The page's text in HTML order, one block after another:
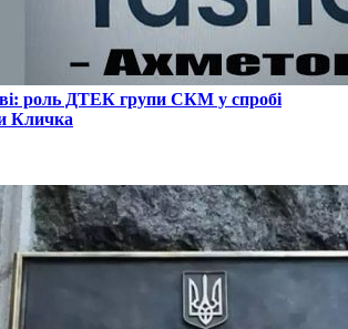
роль ДТЕК групи СКМ у спробі
Кличка